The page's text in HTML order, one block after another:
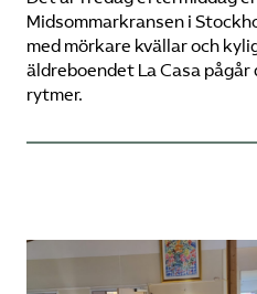
Midsommarkransen i
med mörkare kvällar och
äldreboendet La Casa
rytmer.